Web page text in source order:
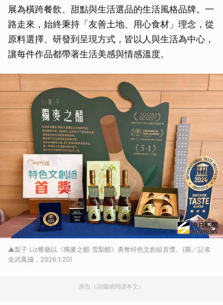
展為橫跨餐飲、甜點與生活選品的生活風格品牌。一
路走來，始終秉持「友善土地、用心食材」理念，從
原料選擇、研發到呈現方式，皆以人與生活為中心，
讓每件作品都帶著生活美感與情感溫度。
▲梨子 Liz餐廳以《獨麥之醋 雪梨醋》勇奪特色文創組首獎。(圖／記者
金武鳳攝，2026.1.20)
廣告（請繼續閱讀本文）